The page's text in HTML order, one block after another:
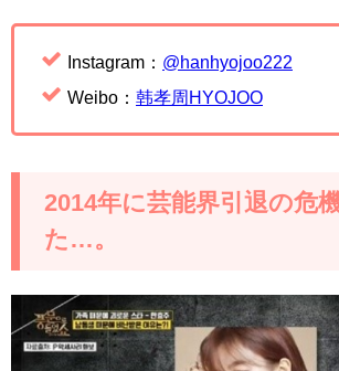
Instagram： @hanhyojoo222
Weibo： 韩孝周HYOJOO
2014年に芸能界引退の危
た…。